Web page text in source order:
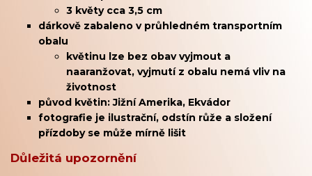
3 květy cca 3,5 cm
dárkově zabaleno v průhledném transportním
obalu
květinu lze bez obav vyjmout a
naaranžovat, vyjmutí z obalu nemá vliv na
životnost
původ květin: Jižní Amerika, Ekvádor
fotografie je ilustrační, odstín růže a složení
přízdoby se může mírně lišit
Důležitá upozornění